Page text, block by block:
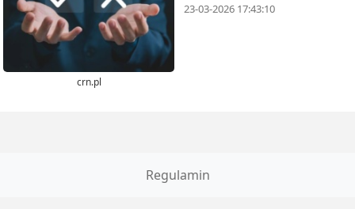
crn.pl
23-03-2026 17:43:10
Regulamin